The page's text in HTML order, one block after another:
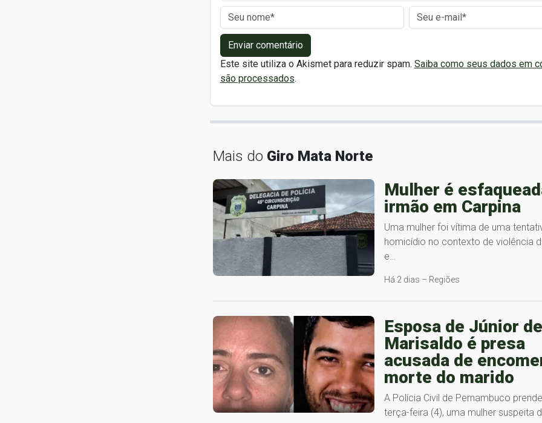
Enviar comentário
Este site utiliza o Akismet para reduzir spam. Saiba como seus dados em
são processados.
Mais do Giro Mata Norte
Mulher é
irmão em Carpina
Uma mulher foi vítima de uma
homicídio no contexto de violência
e…
Há 2 dias – Regiões
Esposa de Júnior de
Marisaldo é presa
acusada de
morte do marido
A Polícia Civil de Pernambuco
terça-feira (4), uma mulher suspeita